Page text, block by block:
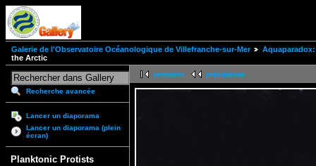
Galerie de l'Observatoire Océanologique de Villefranche-sur-Mer
the Arctic
Recherche avancée
Lancer un diaporama
Lancer un diaporama (plein
écran)
Planktonic Protists
première précédente